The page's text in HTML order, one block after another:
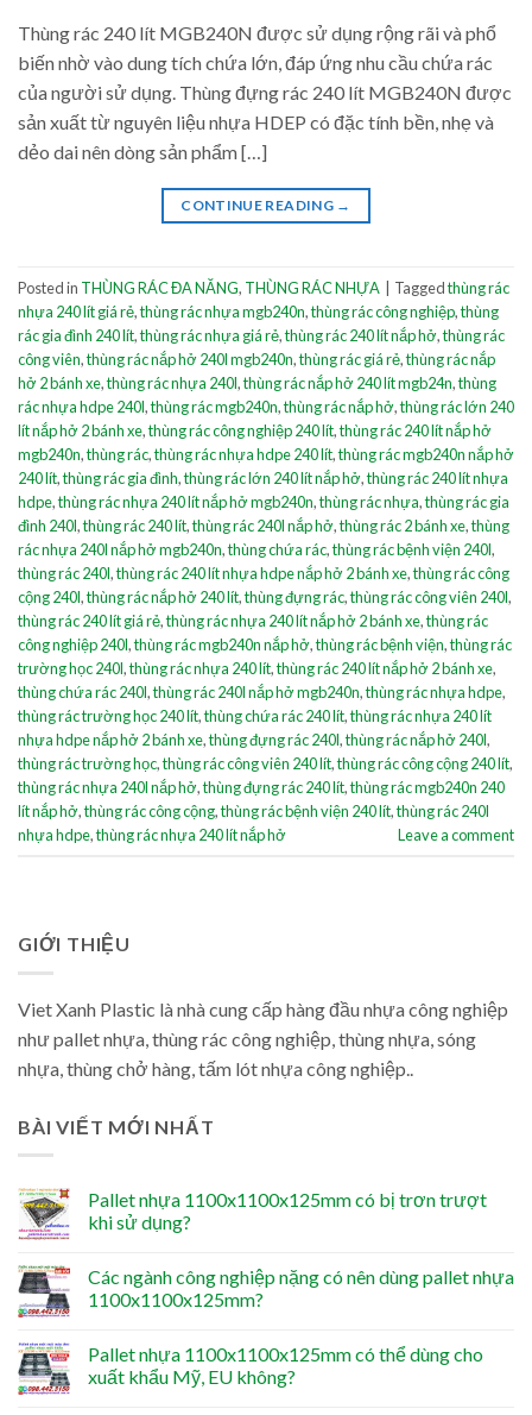
Thùng rác 240 lít MGB240N được sử dụng rộng rãi và phổ
biến nhờ vào dung tích chứa lớn, đáp ứng nhu cầu chứa rác
của người sử dụng. Thùng đựng rác 240 lít MGB240N được
sản xuất từ nguyên liệu nhựa HDEP có đặc tính bền, nhẹ và
dẻo dai nên dòng sản phẩm […]
CONTINUE READING →
Posted in THÙNG RÁC ĐA NĂNG, THÙNG RÁC NHỰA Taggedthùng rác
nhựa 240 lít giá rẻ,thùng rác nhựa mgb240n,thùng rác công nghiệp,thùng
rác gia đình 240 lít,thùng rác nhựa giá rẻ,thùng rác 240 lít nắp hở,thùng rác
công viên,thùng rác nắp hở 240l mgb240n,thùng rác giá rẻ,thùng rác nắp
hở 2 bánh xe,thùng rác nhựa 240l,thùng rác nắp hở 240 lít mgb24n,thùng
rác nhựa hdpe 240l,thùng rác mgb240n,thùng rác nắp hở,thùng rác lớn 240
lít nắp hở 2 bánh xe,thùng rác công nghiệp 240 lít,thùng rác 240 lít nắp hở
mgb240n,thùng rác,thùng rác nhựa hdpe 240 lít,thùng rác mgb240n nắp hở
240 lít,thùng rác gia đình,thùng rác lớn 240 lít nắp hở,thùng rác 240 lít nhựa
hdpe,thùng rác nhựa 240 lít nắp hở mgb240n,thùng rác nhựa,thùng rác gia
đình 240l,thùng rác 240 lít,thùng rác 240l nắp hở,thùng rác 2 bánh xe,thùng
rác nhựa 240l nắp hở mgb240n,thùng chứa rác,thùng rác bệnh viện 240l,
thùng rác 240l,thùng rác 240 lít nhựa hdpe nắp hở 2 bánh xe,thùng rác công
cộng 240l,thùng rác nắp hở 240 lít,thùng đựng rác,thùng rác công viên 240l,
thùng rác 240 lít giá rẻ,thùng rác nhựa 240 lít nắp hở 2 bánh xe,thùng rác
công nghiệp 240l,thùng rác mgb240n nắp hở,thùng rác bệnh viện,thùng rác
trường học 240l,thùng rác nhựa 240 lít,thùng rác 240 lít nắp hở 2 bánh xe,
thùng chứa rác 240l,thùng rác 240l nắp hở mgb240n,thùng rác nhựa hdpe,
thùng rác trường học 240 lít,thùng chứa rác 240 lít,thùng rác nhựa 240 lít
nhựa hdpe nắp hở 2 bánh xe,thùng đựng rác 240l,thùng rác nắp hở 240l,
thùng rác trường học,thùng rác công viên 240 lít,thùng rác công cộng 240 lít,
thùng rác nhựa 240l nắp hở,thùng đựng rác 240 lít,thùng rác mgb240n 240
lít nắp hở,thùng rác công cộng,thùng rác bệnh viện 240 lít,thùng rác 240l
nhựa hdpe,thùng rác nhựa 240 lít nắp hở Leave a comment
GIỚI THIỆU
Viet Xanh Plastic là nhà cung cấp hàng đầu nhựa công nghiệp
như pallet nhựa, thùng rác công nghiệp, thùng nhựa, sóng
nhựa, thùng chở hàng, tấm lót nhựa công nghiệp..
BÀI VIẾT MỚI NHẤT
Pallet nhựa 1100x1100x125mm có bị trơn trượt
khi sử dụng?
Các ngành công nghiệp nặng có nên dùng pallet nhựa
1100x1100x125mm?
Pallet nhựa 1100x1100x125mm có thể dùng cho
xuất khẩu Mỹ, EU không?